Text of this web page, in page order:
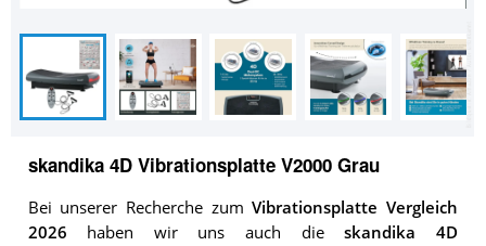
skandika 4D Vibrationsplatte V2000 Grau
Bei unserer Recherche zumVibrationsplatte Vergleich
2026 haben wir uns auch dieskandika 4D